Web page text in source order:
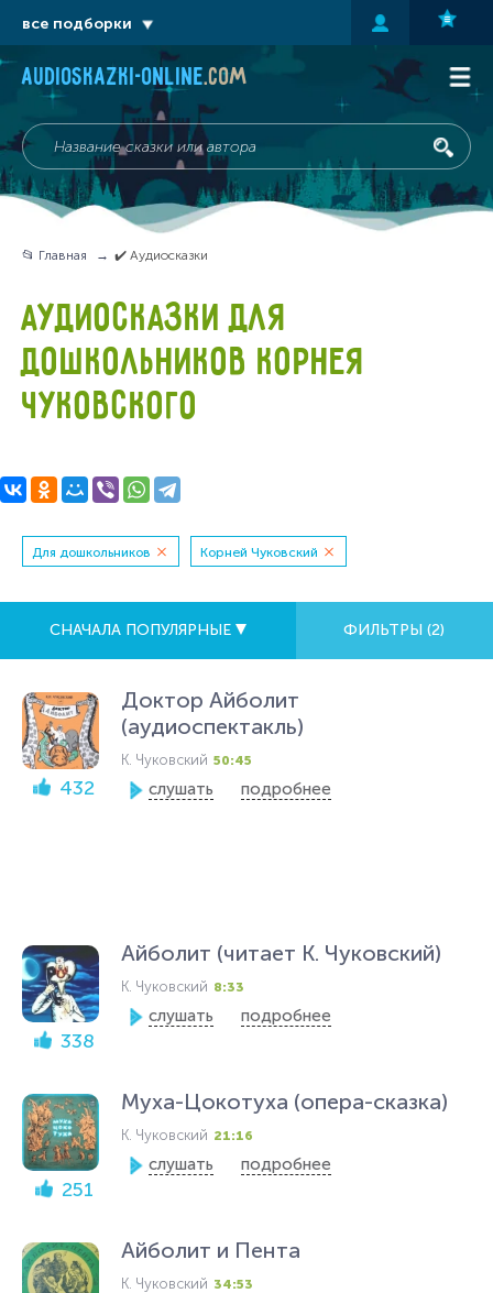
audioskazki-online.com
📂 Главная ✔️ Аудиосказки
АУДИОСКАЗКИ ДЛЯ
ДОШКОЛЬНИКОВ КОРНЕЯ
ЧУКОВСКОГО
Для дошкольников Корней Чуковский
СНАЧАЛА ПОПУЛЯРНЫЕ ФИЛЬТРЫ (2)
432
Доктор Айболит
(аудиоспектакль)
К. Чуковский 50:45
слушать подробнее
338
Айболит (читает К. Чуковский)
К. Чуковский 8:33
слушать подробнее
251
Муха-Цокотуха (опера-сказка)
К. Чуковский 21:16
слушать подробнее
Айболит и Пента
К. Чуковский 34:53
все подборки